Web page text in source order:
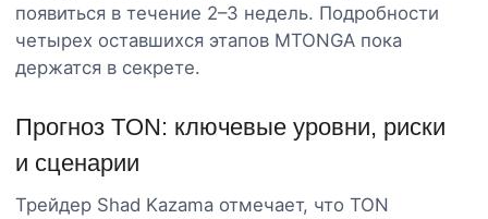
появиться в течение 2–3 недель. Подробности
четырех оставшихся этапов MTONGA пока
держатся в секрете.
Прогноз TON: ключевые уровни, риски
и сценарии
Трейдер Shad Kazama отмечает, что TON